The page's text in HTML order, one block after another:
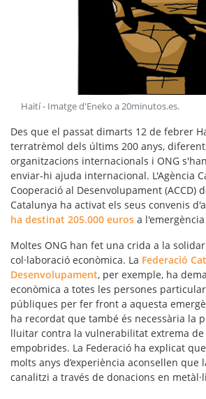
Haití - Imatge d'Eneko a 20minutos.es.
Des que el passat dimarts 12 de febrer
terratrèmol dels últims 200 anys,
organitzacions internacionals i ONG
enviar-hi ajuda internacional. L'Agència
Cooperació al Desenvolupament (ACCD)
Catalunya ha activat els seus convenis
ha destinat 205.000 euros a
Moltes ONG han fet una crida a la
col·laboració econòmica. La Federació
Desenvolupament, per exemple, ha
econòmica a totes les persones
públiques per fer front a aquesta
ha recordat que també és necessària la
lluitar contra la vulnerabilitat extrema de
empobrides. La Federació ha explicat
molts anys d’experiència aconsellen que
canalitzi a través de donacions en